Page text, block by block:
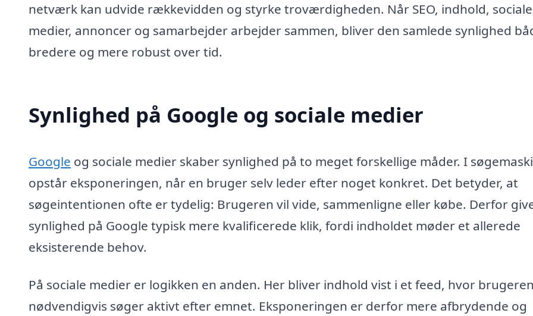
netværk kan udvide rækkevidden og styrke troværdigheden. Når SEO, indhold, sociale
medier, annoncer og samarbejder arbejder sammen, bliver den samlede synlighed
bredere og mere robust over tid.
Synlighed på Google og sociale medier
Google og sociale medier skaber synlighed på to meget forskellige måder. I
opstår eksponeringen, når en bruger selv leder efter noget konkret. Det betyder, at
søgeintentionen ofte er tydelig: Brugeren vil vide, sammenligne eller købe. Derfor
synlighed på Google typisk mere kvalificerede klik, fordi indholdet møder et allerede
eksisterende behov.
På sociale medier er logikken en anden. Her bliver indhold vist i et feed, hvor
nødvendigvis søger aktivt efter emnet. Eksponeringen er derfor mere afbrydende og